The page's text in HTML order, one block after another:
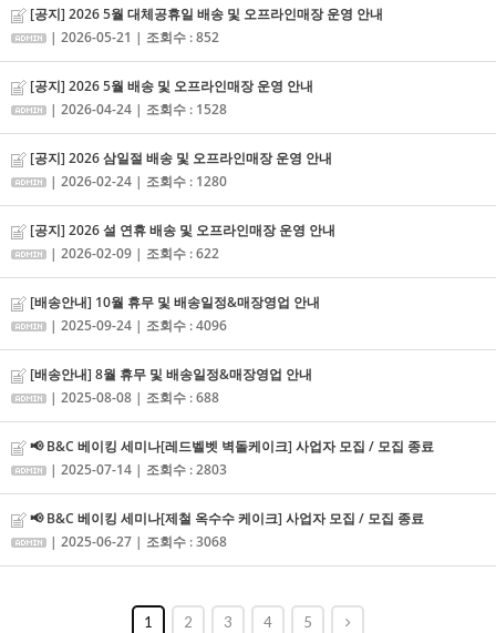
[공지] 2026 5월 대체공휴일 배송 및 오프라인매장 운영 안내
| 2026-05-21 | 조회수 : 852
[공지] 2026 5월 배송 및 오프라인매장 운영 안내
| 2026-04-24 | 조회수 : 1528
[공지] 2026 삼일절 배송 및 오프라인매장 운영 안내
| 2026-02-24 | 조회수 : 1280
[공지] 2026 설 연휴 배송 및 오프라인매장 운영 안내
| 2026-02-09 | 조회수 : 622
[배송안내] 10월 휴무 및 배송일정&매장영업 안내
| 2025-09-24 | 조회수 : 4096
[배송안내] 8월 휴무 및 배송일정&매장영업 안내
| 2025-08-08 | 조회수 : 688
📢 B&C 베이킹 세미나[레드벨벳 벽돌케이크] 사업자 모집 / 모집 종료
| 2025-07-14 | 조회수 : 2803
📢 B&C 베이킹 세미나[제철 옥수수 케이크] 사업자 모집 / 모집 종료
| 2025-06-27 | 조회수 : 3068
1 2 3 4 5